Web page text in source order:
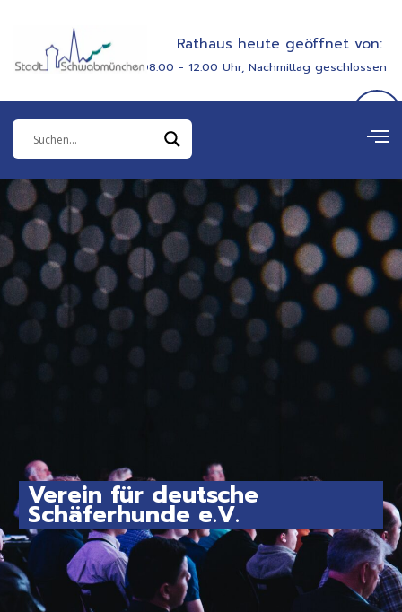
springen
Rathaus heute geöffnet von:
08:00 - 12:00 Uhr, Nachmittag geschlossen
Verein für deutsche
Schäferhunde e.V.